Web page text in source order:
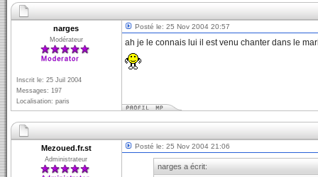
narges
Modérateur
Inscrit le: 25 Juil 2004
Messages: 197
Localisation: paris
Posté le: 25 Nov 2004 20:57
ah je le connais lui il est venu chanter dans le
Mezoued.fr.st
Administrateur
Posté le: 25 Nov 2004 21:06
narges a écrit: